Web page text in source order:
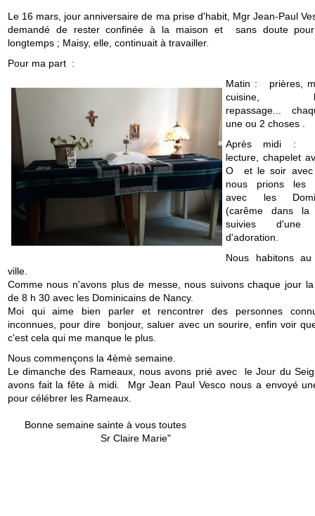
Le 16 mars, jour anniversaire de ma prise d'habit, Mgr Jean-Paul
demandé de rester confinée à la maison et sans doute
longtemps ; Maisy, elle, continuait à travailler.
Pour ma part :
Matin : prières,
cuisine,
repassage...
une ou 2 choses .
Après midi :
lecture, chapelet
O et le soir avec
nous prions les
avec les
(carême dans
suivies d'une
d'adoration.
Nous habitons
ville.
Comme nous n'avons plus de messe, nous suivons chaque jour
de 8 h 30 avec les Dominicains de Nancy.
Moi qui aime bien parler et rencontrer des personnes
inconnues, pour dire bonjour, saluer avec un sourire, enfin voir
c'est cela qui me manque le plus.
Nous commençons la 4èmè semaine.
Le dimanche des Rameaux, nous avons prié avec le Jour du
avons fait la fête à midi. Mgr Jean Paul Vesco nous a envoyé
pour célébrer les Rameaux.
Bonne semaine sainte à vous toutes
Sr Claire Marie"